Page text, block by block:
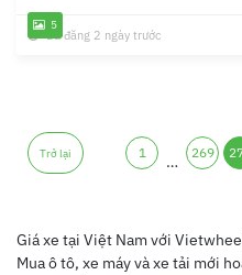
5
Đã đăng 2 ngày trước
Trở lại 1 … 269
Giá xe tại Việt Nam với
Mua ô tô, xe máy và xe tải mới